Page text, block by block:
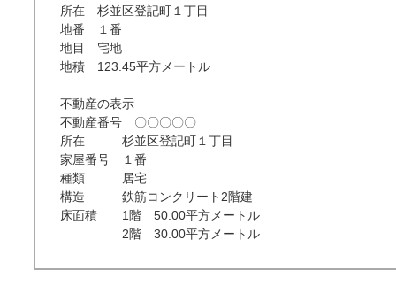
所在　杉並区登記町１丁目
地番　１番
地目　宅地
地積　123.45平方メートル
不動産の表示
不動産番号　〇〇〇〇〇
所在　　　杉並区登記町１丁目
家屋番号　１番
種類　　　居宅
構造　　　鉄筋コンクリート2階建
床面積　　1階　50.00平方メートル
2階　30.00平方メートル